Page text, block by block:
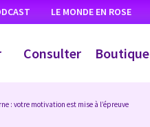
LE MONDE EN ROSE
Consulter Boutique
: votre motivation est mise à l’épreuve